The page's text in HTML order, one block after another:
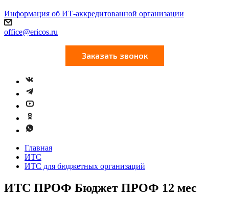
Информация об ИТ-аккредитованной организации
office@ericos.ru
Главная
ИТС
ИТС для бюджетных организаций
ИТС ПРОФ Бюджет ПРОФ 12 мес